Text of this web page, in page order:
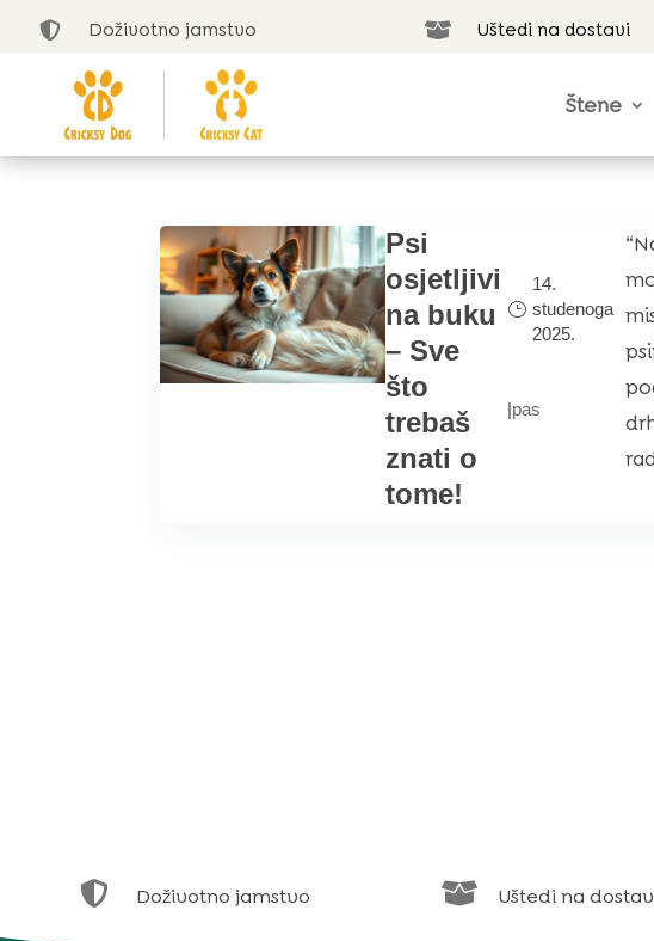
 Doživotno jamstvo  Uštedi na dostavi
Štene
Psi
osjetljivi
na buku
– Sve
što
trebaš
znati o
tome!
14.
studenoga
2025.
|pas
 Doživotno jamstvo  Uštedi na